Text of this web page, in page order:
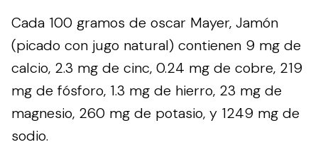
Cada 100 gramos de oscar Mayer, Jamón
(picado con jugo natural) contienen 9 mg de
calcio, 2.3 mg de cinc, 0.24 mg de cobre, 219
mg de fósforo, 1.3 mg de hierro, 23 mg de
magnesio, 260 mg de potasio, y 1249 mg de
sodio.